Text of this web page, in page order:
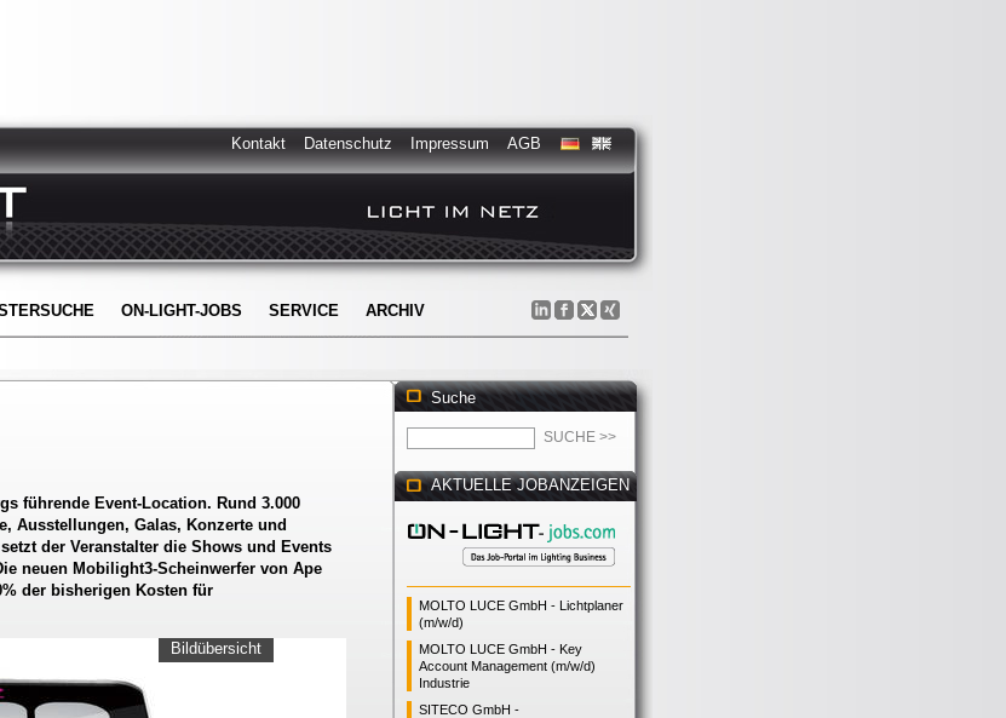
Kontakt Datenschutz Impressum AGB
ON-LIGHT-JOBS SERVICE ARCHIV
führende Event-Location. Rund 3.000
Ausstellungen, Galas, Konzerte und
der Veranstalter die Shows und Events
neuen Mobilight3-Scheinwerfer von Ape
der bisherigen Kosten für
Bildübersicht
Suche
AKTUELLE JOBANZEIGEN
MOLTO LUCE GmbH - Lichtplaner
(m/w/d)
MOLTO LUCE GmbH - Key
Account Management (m/w/d)
Industrie
SITECO GmbH -